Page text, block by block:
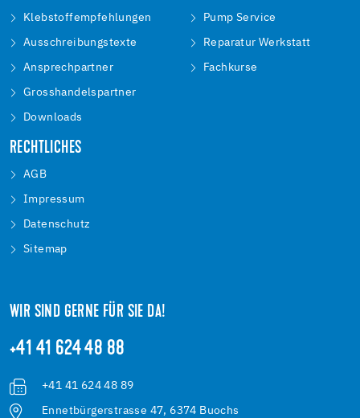
Klebstoffempfehlungen
Ausschreibungstexte
Ansprechpartner
Grosshandelspartner
Downloads
Pump Service
Reparatur Werkstatt
Fachkurse
RECHTLICHES
AGB
Impressum
Datenschutz
Sitemap
WIR SIND GERNE FÜR SIE DA!
+41 41 624 48 88
+41 41 624 48 89
Ennetbürgerstrasse 47, 6374 Buochs